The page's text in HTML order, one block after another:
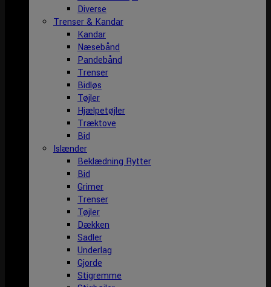
Diverse
Trenser & Kandar
Kandar
Næsebånd
Pandebånd
Trenser
Bidløs
Tøjler
Hjælpetøjler
Træktove
Bid
Islænder
Beklædning Rytter
Bid
Grimer
Trenser
Tøjler
Dækken
Sadler
Underlag
Gjorde
Stigremme